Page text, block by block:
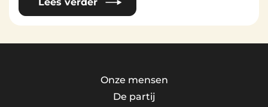
Onze mensen
De partij